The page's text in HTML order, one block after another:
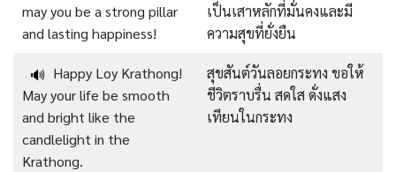
may you be a strong pillar
and lasting happiness!
เป็นเสาหลักที่มั่นคงและมี
ความสุขที่ยั่งยืน
🔊 Happy Loy Krathong!
May your life be smooth
and bright like the
candlelight in the
Krathong.
สุขสันต์วันลอยกระทง ขอให้
ชีวิตราบรื่น สดใส ดั่งแสง
เทียนในกระทง